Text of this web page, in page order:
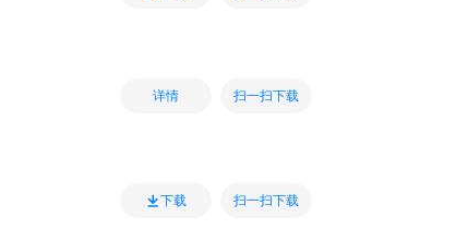
详情 扫一扫下载
下载 扫一扫下载